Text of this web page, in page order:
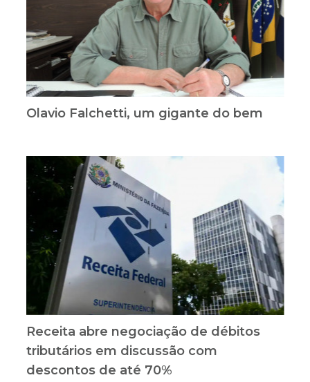
Olavio Falchetti, um gigante do bem
Receita abre negociação de débitos
tributários em discussão com
descontos de até 70%